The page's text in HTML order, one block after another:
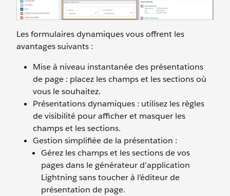
Les formulaires dynamiques vous offrent les
avantages suivants :
Mise à niveau instantanée des présentations
de page : placez les champs et les sections où
vous le souhaitez.
Présentations dynamiques : utilisez les règles
de visibilité pour afficher et masquer les
champs et les sections.
Gestion simplifiée de la présentation :
Gérez les champs et les sections de vos
pages dans le générateur d’application
Lightning sans toucher à l’éditeur de
présentation de page.